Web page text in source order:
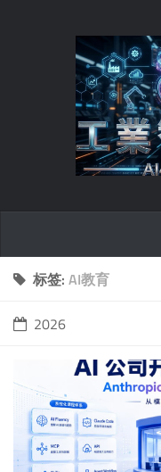
标签: AI教育
2026